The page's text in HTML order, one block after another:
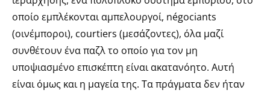
οποίο εμπλέκονται αμπελουργοί, négociants
(οινέμποροι), courtiers (μεσάζοντες), όλα μαζί
συνθέτουν ένα παζλ το οποίο για τον μη
υποψιασμένο επισκέπτη είναι ακατανόητο. Αυτή
είναι όμως και η μαγεία της. Τα πράγματα δεν ήταν